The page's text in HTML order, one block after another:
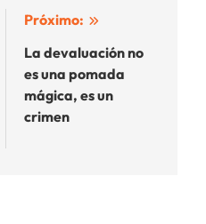
Próximo:
La devaluación no
es una pomada
mágica, es un
crimen